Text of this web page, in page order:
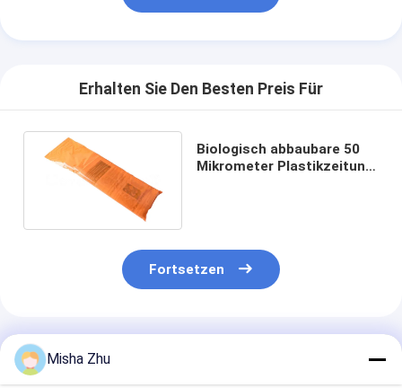
Erhalten Sie Den Besten Preis Für
Biologisch abbaubare 50
Mikrometer Plastikzeitung
Fortsetzen
Empfohlene Produkte
Misha Zhu